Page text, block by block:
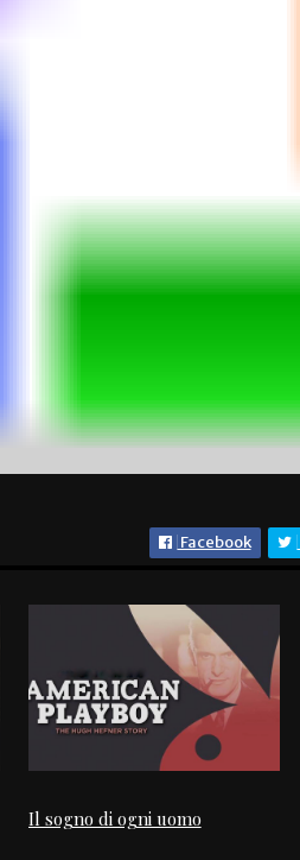
Facebook
Il sogno di ogni uomo